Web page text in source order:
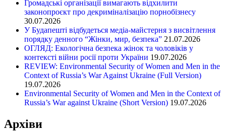
Громадські організації вимагають відхилити
законопроєкт про декриміналізацію порнобізнесу
30.07.2026
У Будапешті відбудеться медіа-майстерня з висвітлення
порядку денного “Жінки, мир, безпека” 21.07.2026
ОГЛЯД: Екологічна безпека жінок та чоловіків у
контексті війни росії проти України 19.07.2026
REVIEW: Environmental Security of Women and Men in the
Context of Russia’s War Against Ukraine (Full Version)
19.07.2026
Environmental Security of Women and Men in the Context of
Russia’s War against Ukraine (Short Version) 19.07.2026
Архіви